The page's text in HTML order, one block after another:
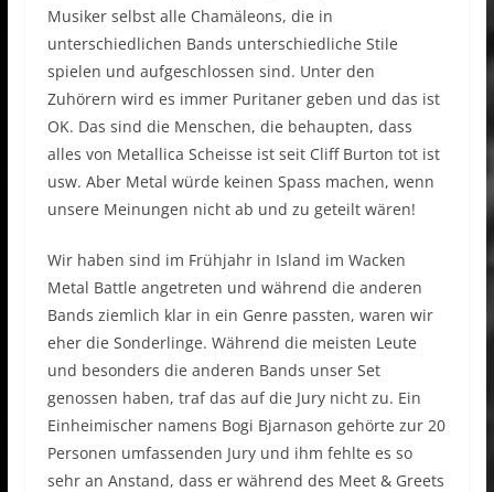
Musiker selbst alle Chamäleons, die in
unterschiedlichen Bands unterschiedliche Stile
spielen und aufgeschlossen sind. Unter den
Zuhörern wird es immer Puritaner geben und das ist
OK. Das sind die Menschen, die behaupten, dass
alles von Metallica Scheisse ist seit Cliff Burton tot ist
usw. Aber Metal würde keinen Spass machen, wenn
unsere Meinungen nicht ab und zu geteilt wären!
Wir haben sind im Frühjahr in Island im Wacken
Metal Battle angetreten und während die anderen
Bands ziemlich klar in ein Genre passten, waren wir
eher die Sonderlinge. Während die meisten Leute
und besonders die anderen Bands unser Set
genossen haben, traf das auf die Jury nicht zu. Ein
Einheimischer namens Bogi Bjarnason gehörte zur 20
Personen umfassenden Jury und ihm fehlte es so
sehr an Anstand, dass er während des Meet & Greets